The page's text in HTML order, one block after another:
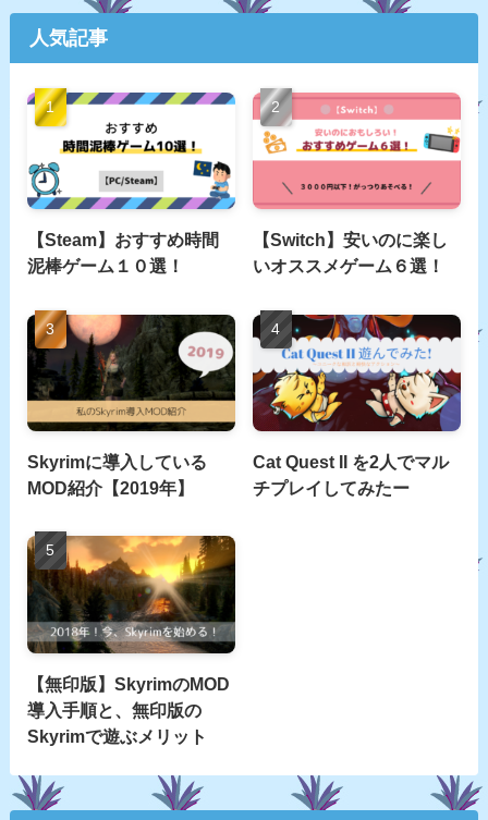
人気記事
【Steam】おすすめ時間
泥棒ゲーム１０選！
【Switch】安いのに楽し
いオススメゲーム６選！
Skyrimに導入している
MOD紹介【2019年】
Cat Quest II を2人でマル
チプレイしてみたー
【無印版】SkyrimのMOD
導入手順と、無印版の
Skyrimで遊ぶメリット